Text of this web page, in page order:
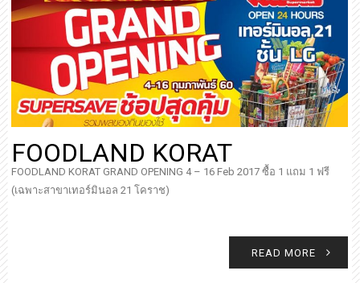
FOODLAND KORAT
FOODLAND KORAT GRAND OPENING 4 – 16 Feb 2017 ซื้อ 1 แถม 1 ฟรี
(เฉพาะสาขาเทอร์มินอล 21 โคราช)
READ MORE